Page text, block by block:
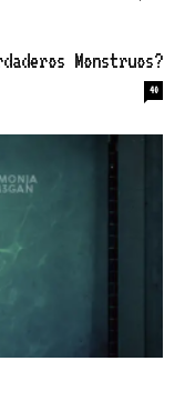
Monstruos?
40